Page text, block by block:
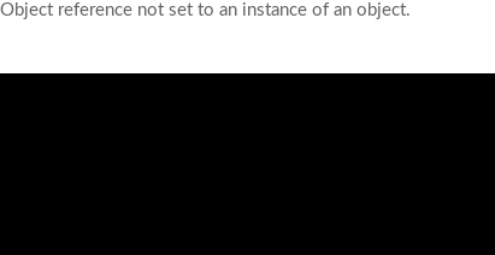
Object reference not set to an instance of an object.